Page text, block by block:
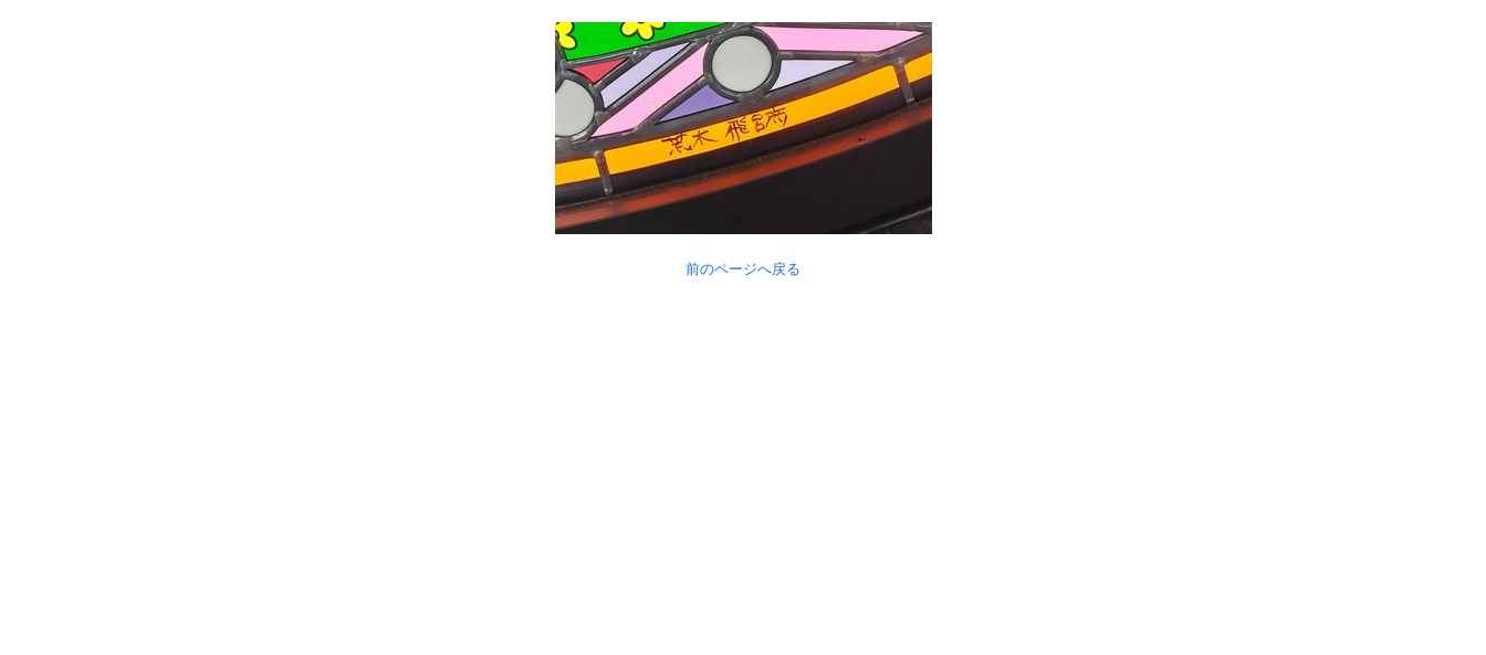
前のページへ戻る